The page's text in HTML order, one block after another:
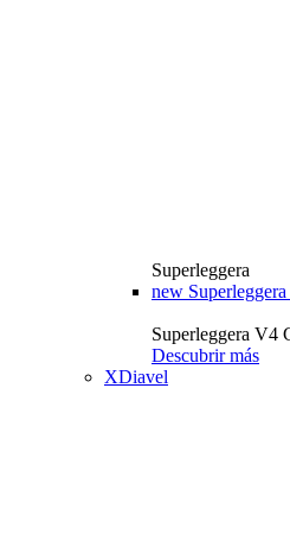
Superleggera
new
Superleggera V4
Descubrir más
XDiavel